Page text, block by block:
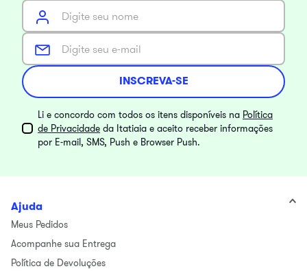
INSCREVA-SE
Li e concordo com todos os itens disponíveis na Política
de Privacidade da Itatiaia e aceito receber informações
por E-mail, SMS, Push e Browser Push.
Ajuda
Meus Pedidos
Acompanhe sua Entrega
Política de Devoluções